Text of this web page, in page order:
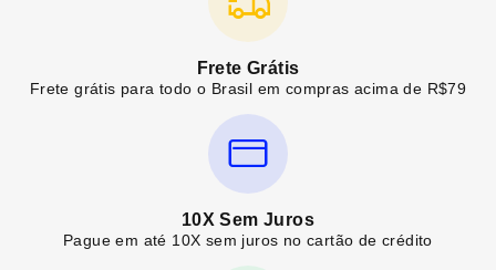
Frete Grátis
Frete grátis para todo o Brasil em compras acima de R$79
10X Sem Juros
Pague em até 10X sem juros no cartão de crédito